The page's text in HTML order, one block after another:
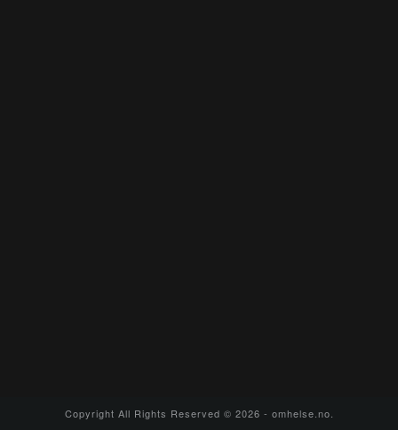
Copyright All Rights Reserved © 2026 - omhelse.no.